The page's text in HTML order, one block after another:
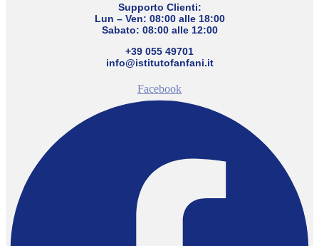
Supporto Clienti:
Lun – Ven: 08:00 alle 18:00
Sabato: 08:00 alle 12:00
+39 055 49701
info@istitutofanfani.it
Facebook